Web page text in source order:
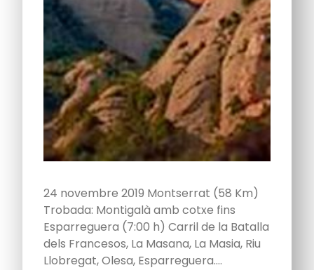
24 novembre 2019 Montserrat (58 Km)
Trobada: Montigalà amb cotxe fins
Esparreguera (7:00 h) Carril de la Batalla
dels Francesos, La Masana, La Masia, Riu
Llobregat, Olesa, Esparreguera.…